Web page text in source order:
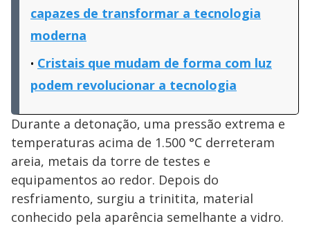
capazes de transformar a tecnologia
moderna
Cristais que mudam de forma com luz
podem revolucionar a tecnologia
Durante a detonação, uma pressão extrema e
temperaturas acima de 1.500 °C derreteram
areia, metais da torre de testes e
equipamentos ao redor. Depois do
resfriamento, surgiu a trinitita, material
conhecido pela aparência semelhante a vidro.